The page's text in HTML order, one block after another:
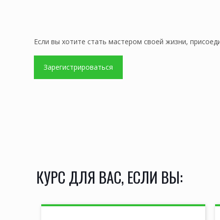
Если вы хотите стать мастером своей жизни,
Зарегистрироваться
КУРС ДЛЯ ВАС, ЕСЛИ ВЫ: